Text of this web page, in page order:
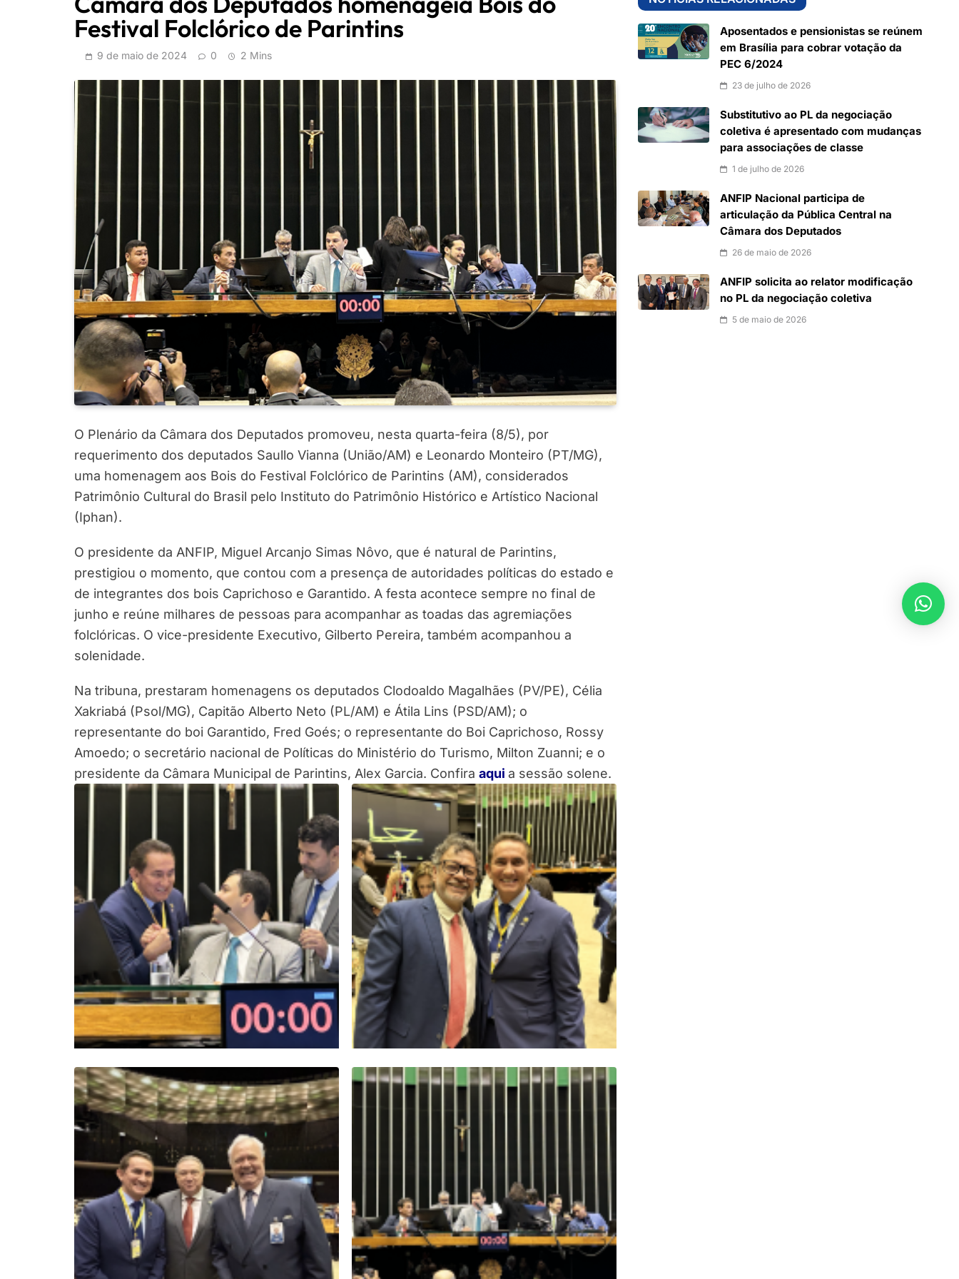
Festival Folclórico de Parintins
9 de maio de 2024 0 2 Mins
O Plenário da Câmara dos Deputados promoveu, nesta quarta-feira (8/5), por
requerimento dos deputados Saullo Vianna (União/AM) e Leonardo Monteiro (PT/MG),
uma homenagem aos Bois do Festival Folclórico de Parintins (AM), considerados
Patrimônio Cultural do Brasil pelo Instituto do Patrimônio Histórico e Artístico Nacional
(Iphan).
O presidente da ANFIP, Miguel Arcanjo Simas Nôvo, que é natural de Parintins,
prestigiou o momento, que contou com a presença de autoridades políticas do estado e
de integrantes dos bois Caprichoso e Garantido. A festa acontece sempre no final de
junho e reúne milhares de pessoas para acompanhar as toadas das agremiações
folclóricas. O vice-presidente Executivo, Gilberto Pereira, também acompanhou a
solenidade.
Na tribuna, prestaram homenagens os deputados Clodoaldo Magalhães (PV/PE), Célia
Xakriabá (Psol/MG), Capitão Alberto Neto (PL/AM) e Átila Lins (PSD/AM); o
representante do boi Garantido, Fred Goés; o representante do Boi Caprichoso, Rossy
Amoedo; o secretário nacional de Políticas do Ministério do Turismo, Milton Zuanni; e o
presidente da Câmara Municipal de Parintins, Alex Garcia. Confira aqui a sessão solene.
Aposentados e pensionistas se reúnem
em Brasília para cobrar votação da
PEC 6/2024
23 de julho de 2026
Substitutivo ao PL da negociação
coletiva é apresentado com mudanças
para associações de classe
1 de julho de 2026
ANFIP Nacional participa de
articulação da Pública Central na
Câmara dos Deputados
26 de maio de 2026
ANFIP solicita ao relator modificação
no PL da negociação coletiva
5 de maio de 2026